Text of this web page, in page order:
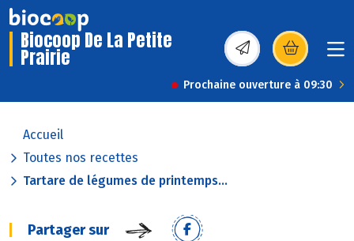
Biocoop De La Petite
Prairie (s’ouvre dans une
Prochaine ouverture à 09:30
Accueil
Toutes nos recettes
Tartare de légumes de printemps...
Partager sur